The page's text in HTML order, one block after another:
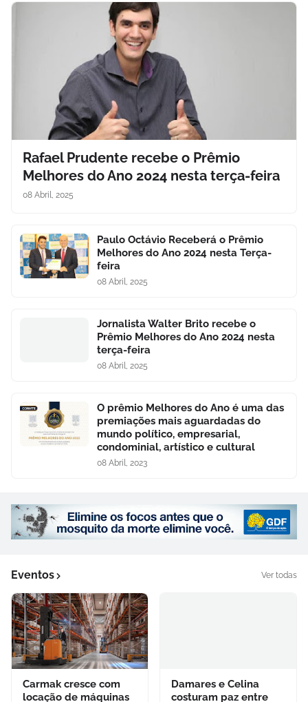
Rafael Prudente recebe o Prêmio
Melhores do Ano 2024 nesta terça-feira
08 Abril, 2025
Paulo Octávio Receberá o Prêmio
Melhores do Ano 2024 nesta Terça-
feira
08 Abril, 2025
Jornalista Walter Brito recebe o
Prêmio Melhores do Ano 2024 nesta
terça-feira
08 Abril, 2025
O prêmio Melhores do Ano é uma das
premiações mais aguardadas do
mundo político, empresarial,
condominial, artístico e cultural
08 Abril, 2023
Eventos Ver todas
Carmak cresce com
locação de máquinas
Damares e Celina
costuram paz entre